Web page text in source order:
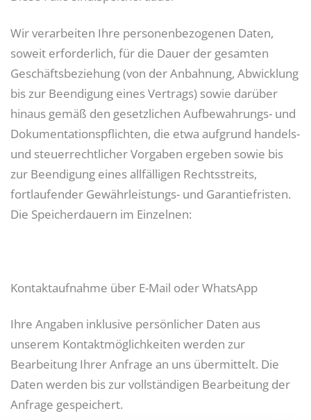
Wir verarbeiten Ihre personenbezogenen Daten,
soweit erforderlich, für die Dauer der gesamten
Geschäftsbeziehung (von der Anbahnung, Abwicklung
bis zur Beendigung eines Vertrags) sowie darüber
hinaus gemäß den gesetzlichen Aufbewahrungs- und
Dokumentationspflichten, die etwa aufgrund handels-
und steuerrechtlicher Vorgaben ergeben sowie bis
zur Beendigung eines allfälligen Rechtsstreits,
fortlaufender Gewährleistungs- und Garantiefristen.
Die Speicherdauern im Einzelnen:
Kontaktaufnahme über E-Mail oder WhatsApp
Ihre Angaben inklusive persönlicher Daten aus
unserem Kontaktmöglichkeiten werden zur
Bearbeitung Ihrer Anfrage an uns übermittelt. Die
Daten werden bis zur vollständigen Bearbeitung der
Anfrage gespeichert.